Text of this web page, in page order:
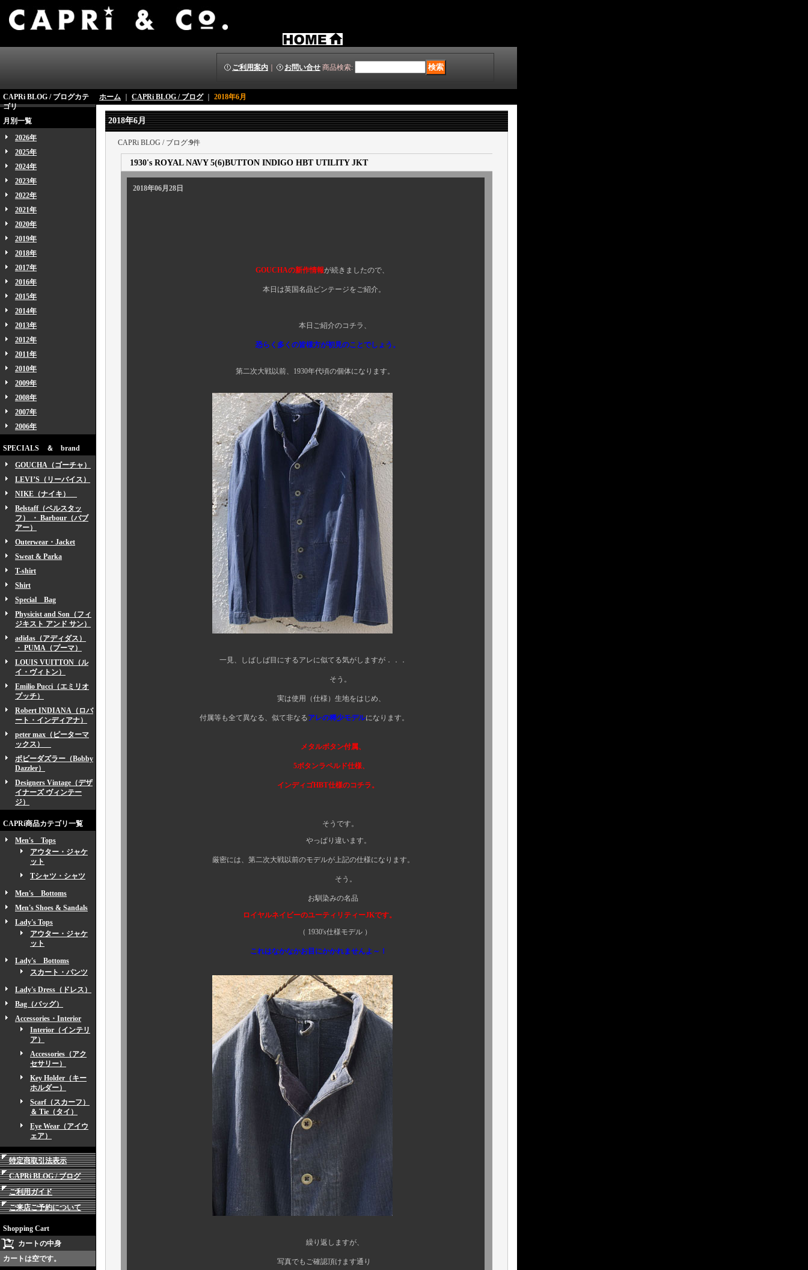
ご利用案内 お問い合せ 商品検索:
CAPRi BLOG / ブログカテ
ゴリ
月別一覧
2026年
2025年
2024年
2023年
2022年
2021年
2020年
2019年
2018年
2017年
2016年
2015年
2014年
2013年
2012年
2011年
2010年
2009年
2008年
2007年
2006年
SPECIALS ＆ brand
GOUCHA（ゴーチャ）
LEVI’S（リーバイス）
NIKE（ナイキ）
Belstaff（ベルスタッ
フ） ・ Barbour（バブ
アー）
Outerwear・Jacket
Sweat & Parka
T-shirt
Shirt
Special Bag
Physicist and Son（フィ
ジキスト アンド サン）
adidas（アディダス）
・ PUMA（プーマ）
LOUIS VUITTON（ル
イ・ヴィトン）
Emilio Pucci（エミリオ
プッチ）
Robert INDIANA（ロバ
ート・インディアナ）
peter max（ピーターマ
ックス）
ボビーダズラー（Bobby
Dazzler）
Designers Vintage（デザ
イナーズ ヴィンテー
ジ）
CAPRi商品カテゴリ一覧
Men's Tops
アウター・ジャケ
ット
Tシャツ・シャツ
Men's Bottoms
Men's Shoes & Sandals
Lady's Tops
アウター・ジャケ
ット
Lady's Bottoms
スカート・パンツ
Lady's Dress（ドレス）
Bag（バッグ）
Accessories・Interior
Interior（インテリ
ア）
Accessories（アク
セサリー）
Key Holder（キー
ホルダー）
Scarf（スカーフ）
＆ Tie（タイ）
Eye Wear（アイウ
ェア）
特定商取引法表示
CAPRi BLOG / ブログ
ご利用ガイド
ご来店ご予約について
Shopping Cart
カートの中身
カートは空です。
ホーム CAPRi BLOG / ブログ｜ 2018年6月
2018年6月
CAPRi BLOG / ブログ:9件
1930's ROYAL NAVY 5(6)BUTTON INDIGO HBT UTILITY JKT
2018年06月28日
GOUCHAの新作情報が続きましたので、
本日は英国名品ビンテージをご紹介。
本日ご紹介のコチラ、
恐らく多くの皆様方が初見のことでしょう。
第二次大戦以前、1930年代頃の個体になります。
一見、しばしば目にするアレに似てる気がしますが．．．
そう。
実は使用（仕様）生地をはじめ、
付属等も全て異なる、似て非なるアレの稀少モデルになります。
メタルボタン付属、
5ボタンラペルド仕様、
インディゴHBT仕様のコチラ。
そうです。
やっぱり違います。
厳密には、第二次大戦以前のモデルが上記の仕様になります。
そう。
お馴染みの名品
ロイヤルネイビーのユーティリティーJKです。
（ 1930's仕様モデル ）
これはなかなかお目にかかれませんよ～！
繰り返しますが、
写真でもご確認頂けます通り